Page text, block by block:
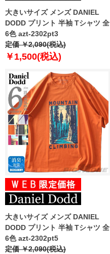
大きいサイズ メンズ DANIEL
DODD プリント 半袖 Tシャツ 全
6色 azt-2302pt3
定価 ￥2,090(税込)
￥1,500(税込)
大きいサイズ メンズ DANIEL
DODD プリント 半袖 Tシャツ 全
6色 azt-2302pt5
定価 ￥2,090(税込)